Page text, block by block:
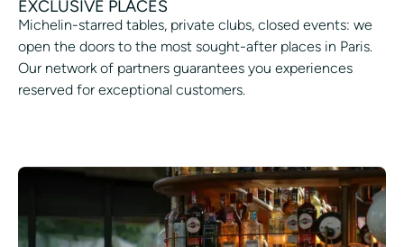
EXCLUSIVE PLACES
Michelin-starred tables, private clubs, closed events: we
open the doors to the most sought-after places in Paris.
Our network of partners guarantees you experiences
reserved for exceptional customers.